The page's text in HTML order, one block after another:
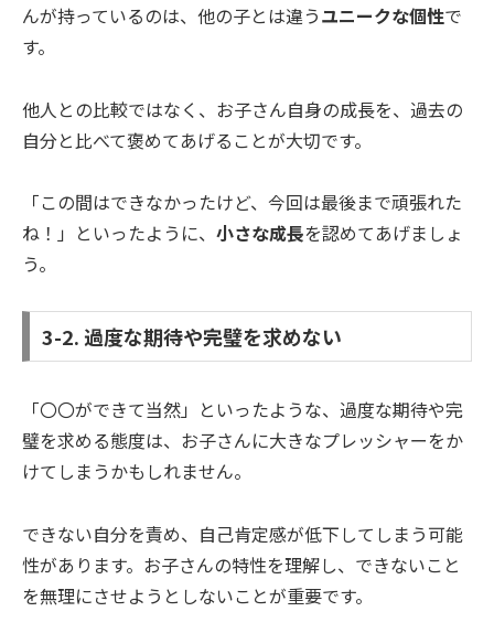
んが持っているのは、他の子とは違うユニークな個性で
す。
他人との比較ではなく、お子さん自身の成長を、過去の
自分と比べて褒めてあげることが大切です。
「この間はできなかったけど、今回は最後まで頑張れた
ね！」といったように、 小さな成長を認めてあげましょ
う。
3-2. 過度な期待や完璧を求めない
「〇〇ができて当然」といったような、過度な期待や完
璧を求める態度は、お子さんに大きなプレッシャーをか
けてしまうかもしれません。
できない自分を責め、自己肯定感が低下してしまう可能
性があります。お子さんの特性を理解し、できないこと
を無理にさせようとしないことが重要です。